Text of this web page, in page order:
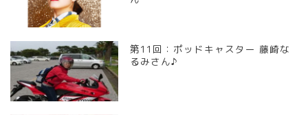
第11回：ポッドキャスター 藤崎な
るみさん♪